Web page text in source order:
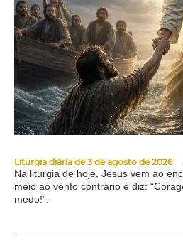
Liturgia diária de 3 de agosto de 2026
Na liturgia de hoje, Jesus vem ao
meio ao vento contrário e diz:
medo!”.